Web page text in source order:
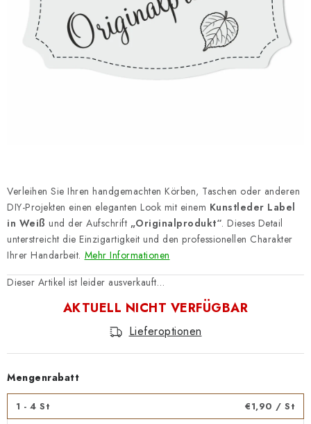
Datenschutzerklärung
Impressum
Verleihen Sie Ihren handgemachten Körben, Taschen oder anderen
DIY-Projekten einen eleganten Look mit einem Kunstleder Label
in Weiß und der Aufschrift „Originalprodukt“. Dieses Detail
unterstreicht die Einzigartigkeit und den professionellen Charakter
Ihrer Handarbeit. Mehr Informationen
Dieser Artikel ist leider ausverkauft…
AKTUELL NICHT VERFÜGBAR
Lieferoptionen
Mengenrabatt
1 - 4 St €1,90 / St